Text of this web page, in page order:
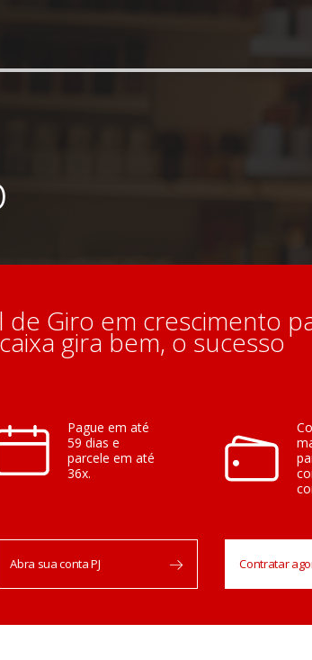
Giro em crescimento
gira bem, o sucesso
Pague em até
59 dias e
parcele em até
36x.
Abra sua conta PJ Contratar